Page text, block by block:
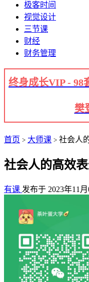
极客时间
视觉设计
三节课
财经
财务管理
终身成长VIP - 98
樊
首页 > 大师课 > 社会人
社会人的高效
有课 发布于 2023年11月